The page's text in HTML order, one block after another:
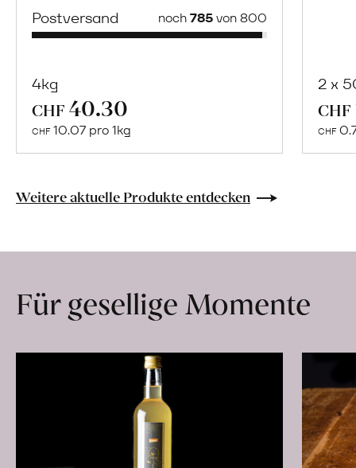
Postversand noch785von 800
4kg
CHF 40.30
CHF 10.07 pro 1kg
Naturbelassene
Lebensmittel
Hof
erfahren
2 x
CHF
CHF
Weitere aktuelle Produkte entdecken
Für gesellige Momente